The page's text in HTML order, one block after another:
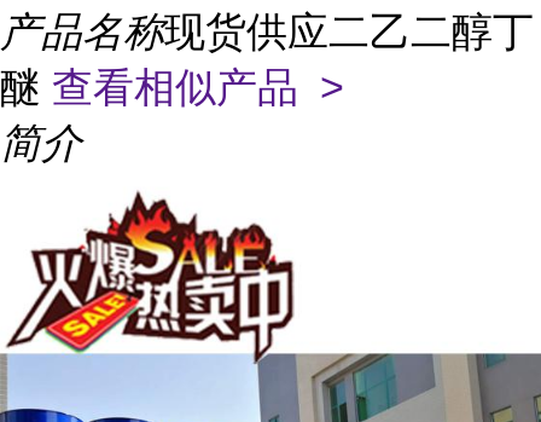
产品名称现货供应二乙二醇丁
醚 查看相似产品 >
简介